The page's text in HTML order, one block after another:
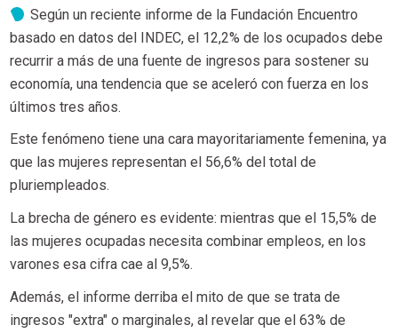
Según un reciente informe de la Fundación Encuentro
basado en datos del INDEC, el 12,2% de los ocupados debe
recurrir a más de una fuente de ingresos para sostener su
economía, una tendencia que se aceleró con fuerza en los
últimos tres años.
Este fenómeno tiene una cara mayoritariamente femenina, ya
que las mujeres representan el 56,6% del total de
pluriempleados.
La brecha de género es evidente: mientras que el 15,5% de
las mujeres ocupadas necesita combinar empleos, en los
varones esa cifra cae al 9,5%.
Además, el informe derriba el mito de que se trata de
ingresos "extra" o marginales, al revelar que el 63% de